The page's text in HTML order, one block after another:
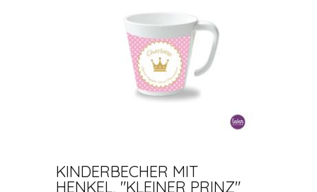
KINDERBECHER MIT
HENKEL, "KLEINER PRINZ"